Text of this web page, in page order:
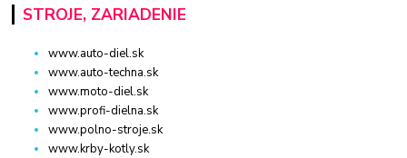
STROJE, ZARIADENIE
www.auto-diel.sk
www.auto-techna.sk
www.moto-diel.sk
www.profi-dielna.sk
www.polno-stroje.sk
www.krby-kotly.sk